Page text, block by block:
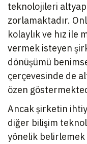
teknolojileri
zorlamaktadır.
kolaylık ve hız ile
vermek isteyen
dönüşümü
çerçevesinde de
özen
Ancak şirketin
diğer bilişim
yönelik belirlemek